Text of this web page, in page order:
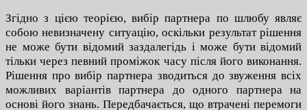
Згідно з цією теорією, вибір партнера по шлюбу являє
собою невизначену ситуацію, оскільки результат рішення
не може бути відомий заздалегідь і може бути відомий
тільки через певний проміжок часу після його виконання.
Рішення про вибір партнера зводиться до звуження всіх
можливих варіантів партнера до одного партнера на
основі його знань. Передбачається, що втрачені перемоги